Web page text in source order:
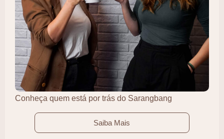
Conheça quem está por trás do Sarangbang
Saiba Mais